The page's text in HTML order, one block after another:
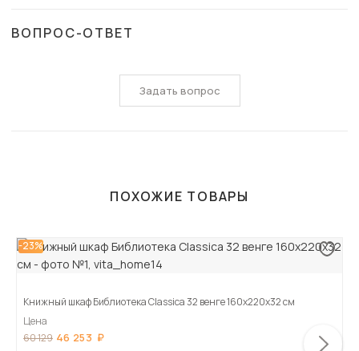
ВОПРОС-ОТВЕТ
Задать вопрос
ПОХОЖИЕ ТОВАРЫ
-23%
Книжный шкаф Библиотека Classica 32 венге 160х220х32 см
Цена
60 129 46 253